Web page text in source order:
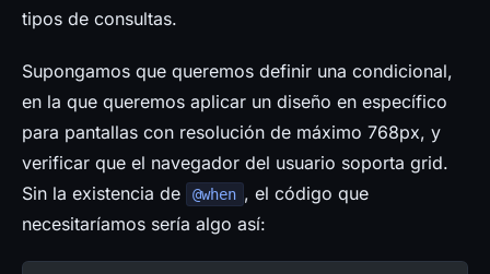
tipos de consultas.
Supongamos que queremos definir una condicional,
en la que queremos aplicar un diseño en específico
para pantallas con resolución de máximo 768px, y
verificar que el navegador del usuario soporta grid.
Sin la existencia de
@when , el código que
necesitaríamos sería algo así: